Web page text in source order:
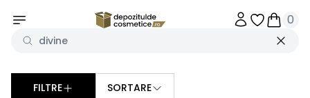
Obiecte
0
FILTRE SORTARE